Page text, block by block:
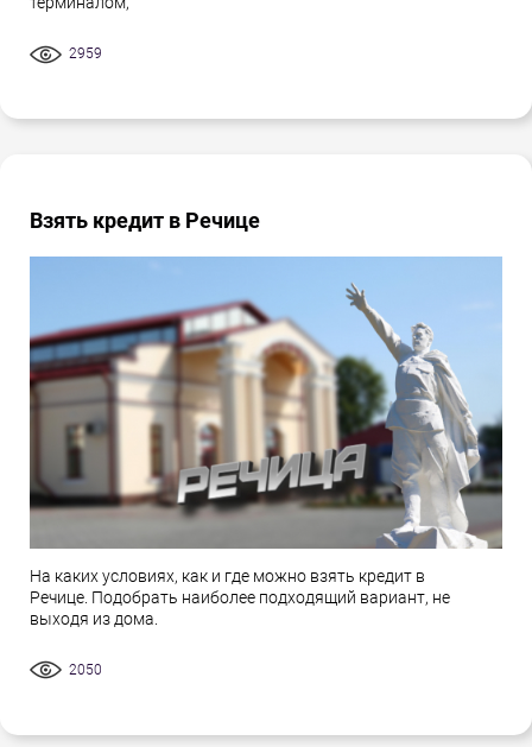
2959
Взять кредит в Речице
На каких условиях, как и где можно взять кредит в
Речице. Подобрать наиболее подходящий вариант, не
выходя из дома.
2050